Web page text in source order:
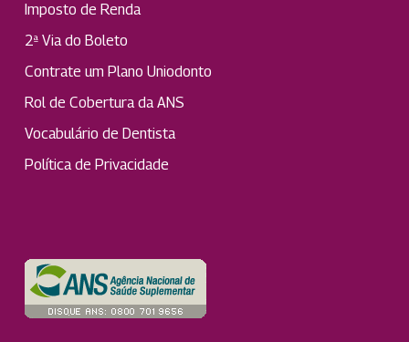
Imposto de Renda
2ª Via do Boleto
Contrate um Plano Uniodonto
Rol de Cobertura da ANS
Vocabulário de Dentista
Política de Privacidade